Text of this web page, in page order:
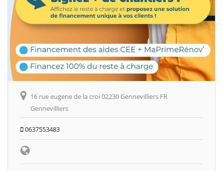
16 rue eugene de la croi 02230 Gennevilliers FR
Gennevilliers
0637553483